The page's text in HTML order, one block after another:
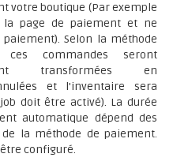
votre boutique (Par exemple
page de paiement et ne
Selon la méthode
commandes seront
transformées en
et l'inventaire sera
doit être activé). La durée
automatique dépend des
la méthode de paiement.
configuré.